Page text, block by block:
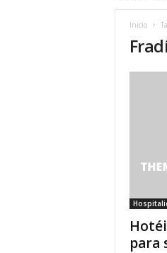
Início
para